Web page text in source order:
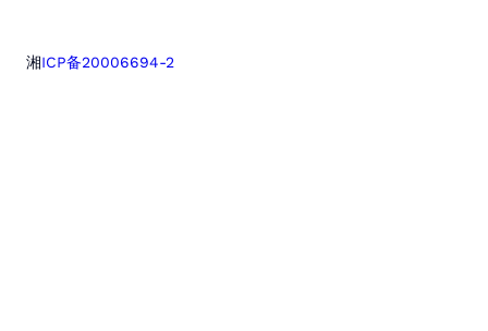
湘ICP备20006694-2